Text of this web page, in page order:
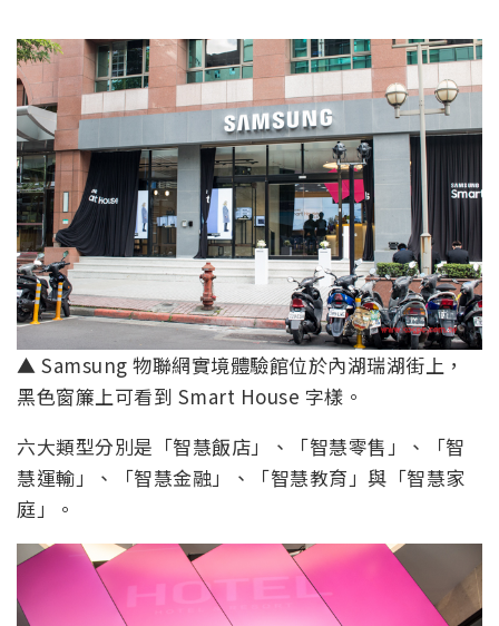
▲ Samsung 物聯網實境體驗館位於內湖瑞湖街上，
黑色窗簾上可看到 Smart House 字樣。
六大類型分別是「智慧飯店」、「智慧零售」、「智
慧運輸」、「智慧金融」、「智慧教育」與「智慧家
庭」。